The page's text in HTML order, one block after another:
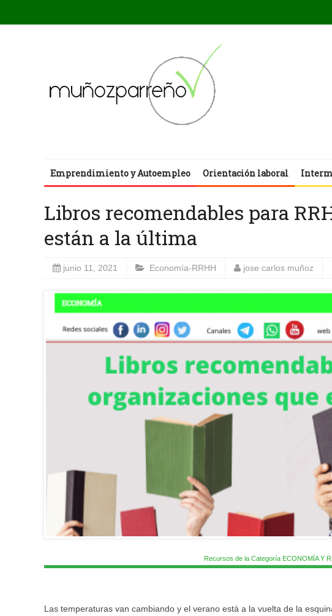
Emprendimiento y Autoempleo Orientación laboral
Libros recomendables para
están a la última
junio 11, 2021 Economía-RRHH jose carlos muñoz
Recursos de la Categoría ECONOMÍA Y
Las temperaturas van cambiando y el verano está a la vuelta de la